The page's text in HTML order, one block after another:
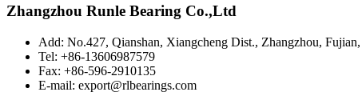
Zhangzhou Runle Bearing Co.,Ltd
Add: No.427, Qianshan, Xiangcheng Dist., Zhangzhou,
Tel: +86-13606987579
Fax: +86-596-2910135
E-mail: export@rlbearings.com